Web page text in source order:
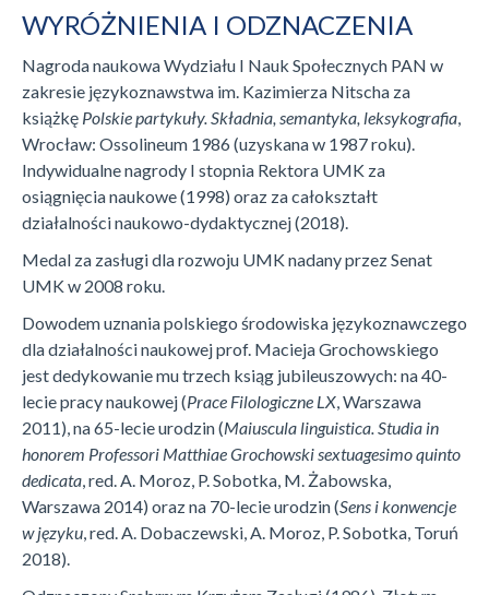
WYRÓŻNIENIA I ODZNACZENIA
Nagroda naukowa Wydziału I Nauk Społecznych PAN w
zakresie językoznawstwa im. Kazimierza Nitscha za
książkę Polskie partykuły. Składnia, semantyka, leksykografia
Wrocław: Ossolineum 1986 (uzyskana w 1987 roku).
Indywidualne nagrody I stopnia Rektora UMK za
osiągnięcia naukowe (1998) oraz za całokształt
działalności naukowo-dydaktycznej (2018).
Medal za zasługi dla rozwoju UMK nadany przez Senat
UMK w 2008 roku.
Dowodem uznania polskiego środowiska językoznawczego
dla działalności naukowej prof. Macieja Grochowskiego
jest dedykowanie mu trzech ksiąg jubileuszowych: na 40-
lecie pracy naukowej (Prace Filologiczne LX , Warszawa
2011), na 65-lecie urodzin (Maiuscula linguistica. Studia in
honorem Professori Matthiae Grochowski sextuagesimo quinto
dedicata , red. A. Moroz, P. Sobotka, M. Żabowska,
Warszawa 2014) oraz na 70-lecie urodzin (Sens i konwencje
w języku , red. A. Dobaczewski, A. Moroz, P. Sobotka, Toruń
2018).